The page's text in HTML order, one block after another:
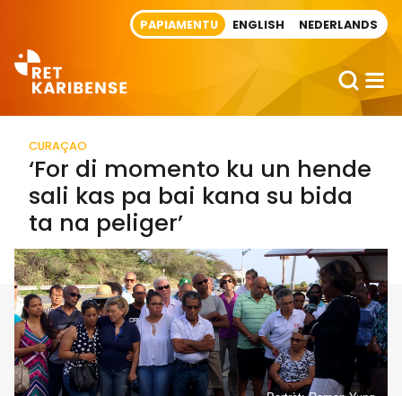
PAPIAMENTU ENGLISH NEDERLANDS
CURAÇAO
‘For di momento ku un hende
sali kas pa bai kana su bida
ta na peliger’